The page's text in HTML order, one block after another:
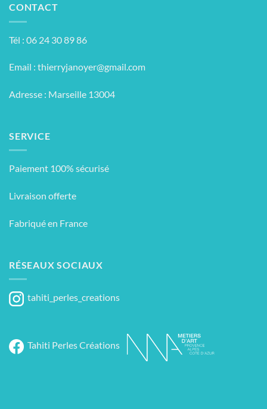
CONTACT
Tél : 06 24 30 89 86
Email : thierryjanoyer@gmail.com
Adresse : Marseille 13004
SERVICE
Paiement 100% sécurisé
Livraison offerte
Fabriqué en France
RÉSEAUX SOCIAUX
tahiti_perles_creations
Tahiti Perles Créations